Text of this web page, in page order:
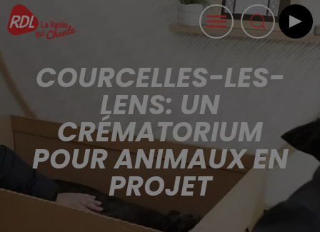
COURCELLES-LES-
LENS: UN
CRÉMATORIUM
POUR ANIMAUX EN
PROJET